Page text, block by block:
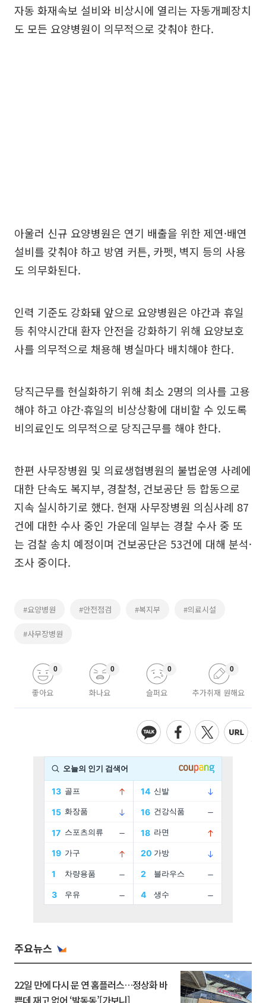
자동 화재속보 설비와 비상시에 열리는 자동개폐장치
도 모든 요양병원이 의무적으로 갖춰야 한다.
아울러 신규 요양병원은 연기 배출을 위한 제연·배연
설비를 갖춰야 하고 방염 커튼, 카펫, 벽지 등의 사용
도 의무화된다.
인력 기준도 강화돼 앞으로 요양병원은 야간과 휴일
등 취약시간대 환자 안전을 강화하기 위해 요양보호
사를 의무적으로 채용해 병실마다 배치해야 한다.
당직근무를 현실화하기 위해 최소 2명의 의사를 고용
해야 하고 야간·휴일의 비상상황에 대비할 수 있도록
비의료인도 의무적으로 당직근무를 해야 한다.
한편 사무장병원 및 의료생협병원의 불법운영 사례에
대한 단속도 복지부, 경찰청, 건보공단 등 합동으로
지속 실시하기로 했다. 현재 사무장병원 의심사례 87
건에 대한 수사 중인 가운데 일부는 경찰 수사 중 또
는 검찰 송치 예정이며 건보공단은 53건에 대해 분석·
조사 중이다.
#요양병원 #안전점검 #복지부 #의료시설
#사무장병원
좋아요
0
화나요
0
슬퍼요
0
추가취재 원해요
0
주요뉴스
22일 만에 다시 문 연 홈플러스…정상화 바
쁜데 재고 없어 ‘발동동’[가보니]